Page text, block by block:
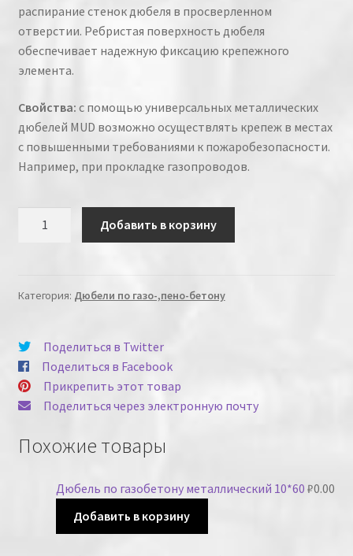
распирание стенок дюбеля в просверленном
отверстии. Ребристая поверхность дюбеля
обеспечивает надежную фиксацию крепежного
элемента.
Свойства: с помощью универсальных металлических
дюбелей MUD возможно осуществлять крепеж в местах
с повышенными требованиями к пожаробезопасности.
Например, при прокладке газопроводов.
Добавить в корзину
Категория: Дюбели по газо-,пено-бетону
Поделиться в Twitter
Поделиться в Facebook
Прикрепить этот товар
Поделиться через электронную почту
Похожие товары
Дюбель по газобетону металлический 10*60 ₽0.00
Добавить в корзину